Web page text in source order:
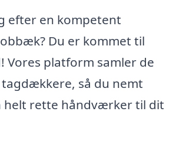
efter en kompetent
Du er kommet til
Vores platform samler de
så du nemt
helt rette håndværker til dit